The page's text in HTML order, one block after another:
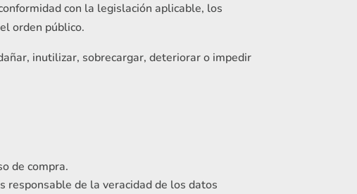
con la legislación aplicable, los
orden público.
inutilizar, sobrecargar, deteriorar o impedir
de compra.
responsable de la veracidad de los datos